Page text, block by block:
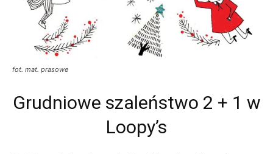
fot. mat. prasowe
Grudniowe szaleństwo 2 + 1 w
Loopy’s